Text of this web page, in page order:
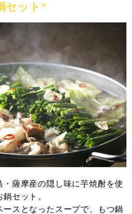
セット”
・薩摩産の隠し味に芋焼酎を使
セット。
スとなったスープで、もつ鍋